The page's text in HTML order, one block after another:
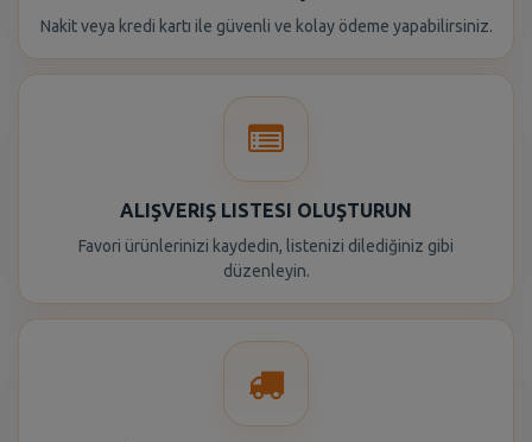
Nakit veya kredi kartı ile güvenli ve kolay ödeme yapabilirsiniz.
ALIŞVERIŞ LISTESI OLUŞTURUN
Favori ürünlerinizi kaydedin, listenizi dilediğiniz gibi
düzenleyin.